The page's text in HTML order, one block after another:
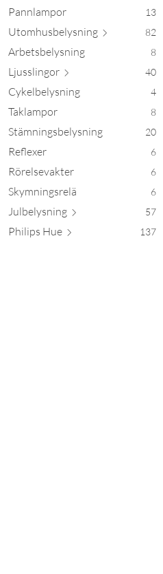
Pannlampor 13
Utomhusbelysning 82
Arbetsbelysning 8
Ljusslingor 40
Cykelbelysning 4
Taklampor 8
Stämningsbelysning 20
Reflexer 6
Rörelsevakter 6
Skymningsrelä 6
Julbelysning 57
Philips Hue 137